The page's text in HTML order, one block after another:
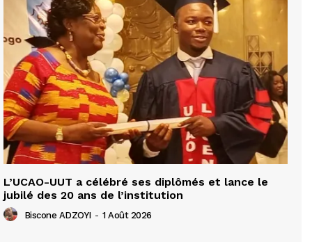
L’UCAO-UUT a célébré ses diplômés et lance le
jubilé des 20 ans de l’institution
Biscone ADZOYI - 1 Août 2026